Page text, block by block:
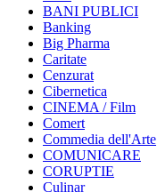
BANI PUBLICI
Banking
Big Pharma
Caritate
Cenzurat
Cibernetica
CINEMA / Film
Comert
Commedia dell'Arte
COMUNICARE
CORUPTIE
Culinar